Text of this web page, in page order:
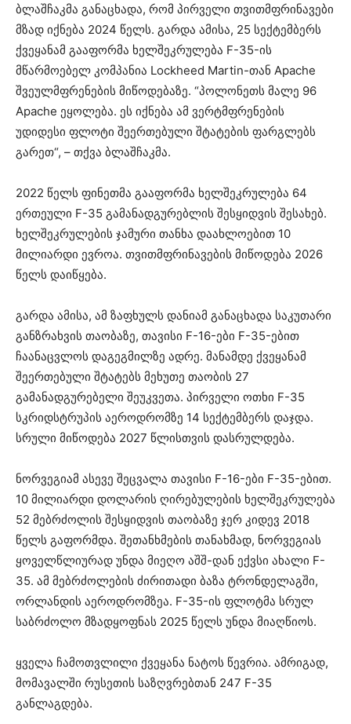
ბლაშჩაკმა განაცხადა, რომ პირველი თვითმფრინავები
მზად იქნება 2024 წელს. გარდა ამისა, 25 სექტემბერს
ქვეყანამ გააფორმა ხელშეკრულება F-35-ის
მწარმოებელ კომპანია Lockheed Martin-თან Apache
შვეულმფრენების მიწოდებაზე. “პოლონეთს მალე 96
Apache ეყოლება. ეს იქნება ამ ვერტმფრენების
უდიდესი ფლოტი შეერთებული შტატების ფარგლებს
გარეთ“, – თქვა ბლაშჩაკმა.
2022 წელს ფინეთმა გააფორმა ხელშეკრულება 64
ერთეული F-35 გამანადგურებლის შესყიდვის შესახებ.
ხელშეკრულების ჯამური თანხა დაახლოებით 10
მილიარდი ევროა. თვითმფრინავების მიწოდება 2026
წელს დაიწყება.
გარდა ამისა, ამ ზაფხულს დანიამ განაცხადა საკუთარი
განზრახვის თაობაზე, თავისი F-16-ები F-35-ებით
ჩაანაცვლოს დაგეგმილზე ადრე. მანამდე ქვეყანამ
შეერთებული შტატებს მეხუთე თაობის 27
გამანადგურებელი შეუკვეთა. პირველი ოთხი F-35
სკრიდსტრუპის აეროდრომზე 14 სექტემბერს დაჯდა.
სრული მიწოდება 2027 წლისთვის დასრულდება.
ნორვეგიამ ასევე შეცვალა თავისი F-16-ები F-35-ებით.
10 მილიარდი დოლარის ღირებულების ხელშეკრულება
52 მებრძოლის შესყიდვის თაობაზე ჯერ კიდევ 2018
წელს გაფორმდა. შეთანხმების თანახმად, ნორვეგიას
ყოველწლიურად უნდა მიეღო აშშ-დან ექვსი ახალი F-
35. ამ მებრძოლების ძირითადი ბაზა ტრონდელაგში,
ორლანდის აეროდრომზეა. F-35-ის ფლოტმა სრულ
საბრძოლო მზადყოფნას 2025 წელს უნდა მიაღწიოს.
ყველა ჩამოთვლილი ქვეყანა ნატოს წევრია. ამრიგად,
მომავალში რუსეთის საზღვრებთან 247 F-35
განლაგდება.